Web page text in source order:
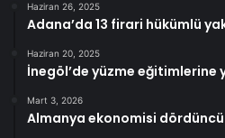
Haziran 26, 2025
Adana’da 13 firari hükümlü
Haziran 20, 2025
İnegöl’de yüzme eğitimlerine
Mart 3, 2026
Almanya ekonomisi